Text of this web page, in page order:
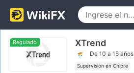
Regulado XTrend
De 10 a 15 años
Supervisión en Chipre
1
2
3
0
1
2